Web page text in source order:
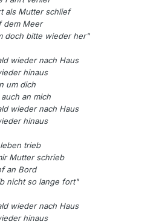
als Mutter schlief
dem Meer
doch bitte wieder her"
wieder nach Haus
hinaus
um dich
an mich
wieder nach Haus
hinaus
trieb
Mutter schrieb
an Bord
nicht so lange fort"
wieder nach Haus
hinaus